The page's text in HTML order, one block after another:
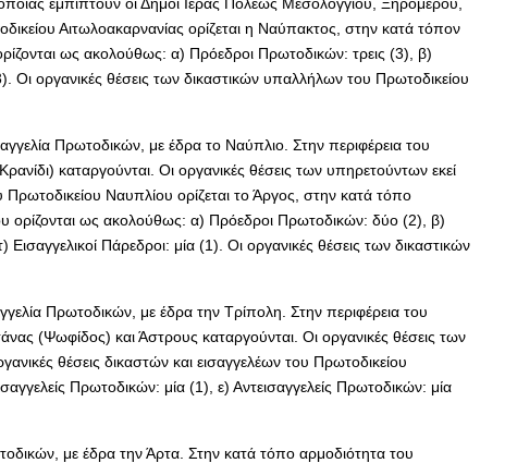
Αιτωλοακαρνανίας ορίζεται η Ναύπακτος, στην κατά τόπον
ως ακολούθως: α) Πρόεδροι Πρωτοδικών: τρεις (3), β)
Οι οργανικές θέσεις των δικαστικών υπαλλήλων του Πρωτοδικείου
Πρωτοδικών, με έδρα το Ναύπλιο. Στην περιφέρεια του
καταργούνται. Οι οργανικές θέσεις των υπηρετούντων εκεί
Ναυπλίου ορίζεται το Άργος, στην κατά τόπο
ορίζονται ως ακολούθως: α) Πρόεδροι Πρωτοδικών: δύο (2), β)
Πάρεδροι: μία (1). Οι οργανικές θέσεις των δικαστικών
Πρωτοδικών, με έδρα την Τρίπολη. Στην περιφέρεια του
(Ψωφίδος) και Άστρους καταργούνται. Οι οργανικές θέσεις των
θέσεις δικαστών και εισαγγελέων του Πρωτοδικείου
Πρωτοδικών: μία (1), ε) Αντεισαγγελείς Πρωτοδικών: μία
με έδρα την Άρτα. Στην κατά τόπο αρμοδιότητα του